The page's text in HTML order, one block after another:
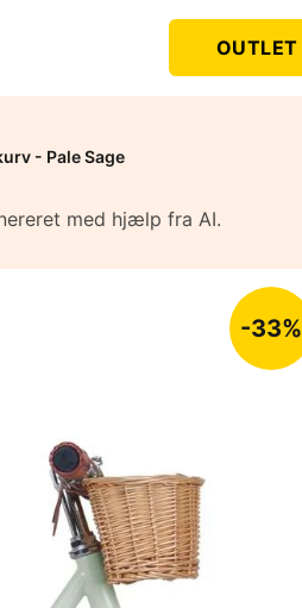
OUTLET
- Pale Sage
med hjælp fra AI.
-33%